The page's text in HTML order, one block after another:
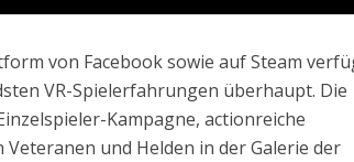
von Facebook sowie auf Steam
VR-Spielerfahrungen überhaupt. Die
Kampagne, actionreiche
und Helden in der Galerie der